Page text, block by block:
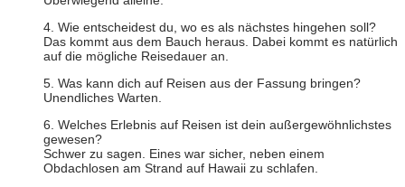
4. Wie entscheidest du, wo es als nächstes hingehen soll?
Das kommt aus dem Bauch heraus. Dabei kommt es natürlich
auf die mögliche Reisedauer an.
5. Was kann dich auf Reisen aus der Fassung bringen?
Unendliches Warten.
6. Welches Erlebnis auf Reisen ist dein außergewöhnlichstes
gewesen?
Schwer zu sagen. Eines war sicher, neben einem
Obdachlosen am Strand auf Hawaii zu schlafen.